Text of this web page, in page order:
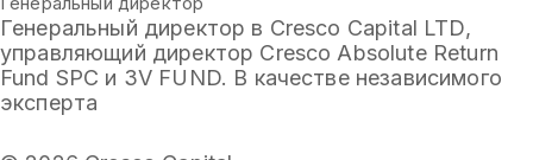
Генеральный директор в Cresco Capital LTD,
управляющий директор Cresco Absolute Return
Fund SPC и 3V FUND. В качестве независимого
эксперта